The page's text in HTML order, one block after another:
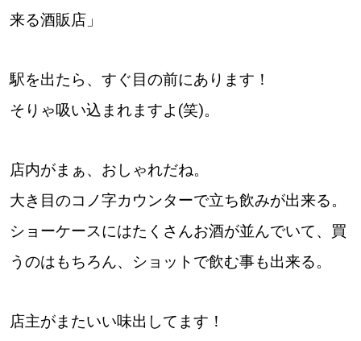
all
札幌
道北
道南
来る酒販店」
駅を出たら、すぐ目の前にあります！
そりゃ吸い込まれますよ(笑)。
店内がまぁ、おしゃれだね。
大き目のコノ字カウンターで立ち飲みが出来る。
ショーケースにはたくさんお酒が並んでいて、買
うのはもちろん、ショットで飲む事も出来る。
店主がまたいい味出してます！